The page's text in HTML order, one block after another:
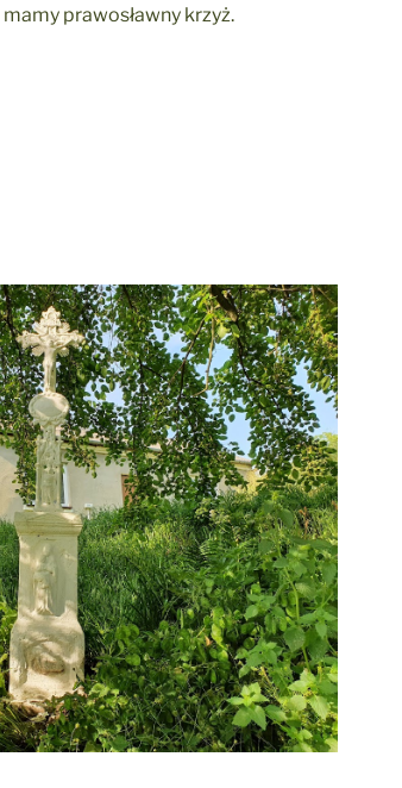
prawosławny krzyż.